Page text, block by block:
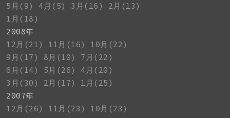
5月(9)
4月(5) 3月(16)
2月(13)
1月(18)
2008年
12月(21)
11月(16)
10月(22)
9月(17)
8月(10)
7月(22)
6月(14)
5月(26)
4月(20)
3月(30)
2月(17)
1月(25)
2007年
12月(26)
11月(23)
10月(23)